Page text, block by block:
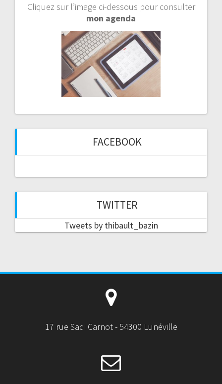
Cliquez sur l’image ci-dessous pour consulter
mon agenda
FACEBOOK
TWITTER
Tweets by thibault_bazin
17 rue Sadi Carnot - 54300 Lunéville